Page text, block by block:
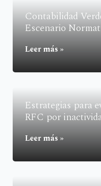
Contabilidad
Escenario
Leer más »
Estrategias para
RFC por
Leer más »